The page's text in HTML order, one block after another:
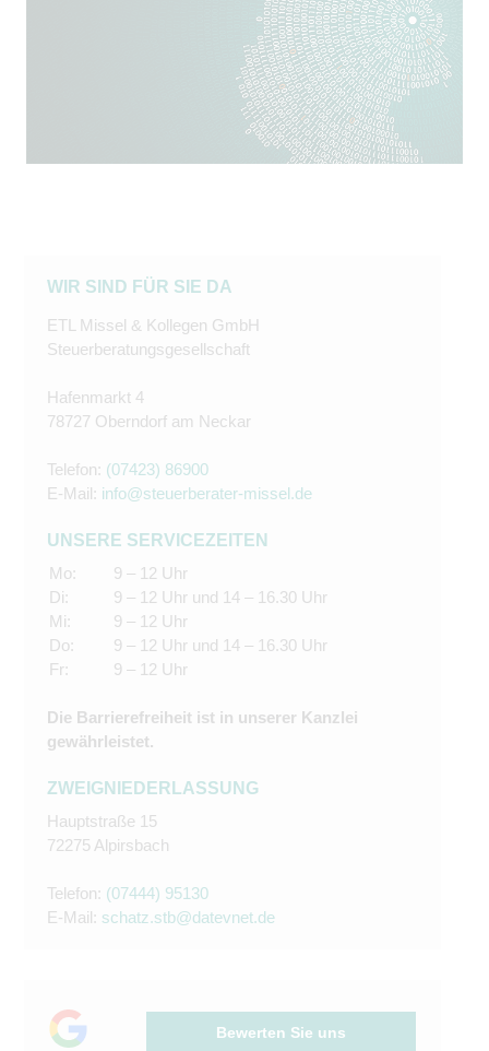
WIR SIND FÜR SIE DA
ETL Missel & Kollegen GmbH
Steuerberatungsgesellschaft
Hafenmarkt 4
78727 Oberndorf am Neckar
Telefon: (07423) 86900
E-Mail: info@steuerberater-missel.de
UNSERE SERVICEZEITEN
Mo:
9 – 12 Uhr
Di:
9 – 12 Uhr und 14 – 16.30 Uhr
Mi:
9 – 12 Uhr
Do:
9 – 12 Uhr und 14 – 16.30 Uhr
Fr:
9 – 12 Uhr
Die Barrierefreiheit ist in unserer Kanzlei
gewährleistet.
ZWEIGNIEDERLASSUNG
Hauptstraße 15
72275 Alpirsbach
Telefon: (07444) 95130
E-Mail: schatz.stb@datevnet.de
Bewerten Sie uns